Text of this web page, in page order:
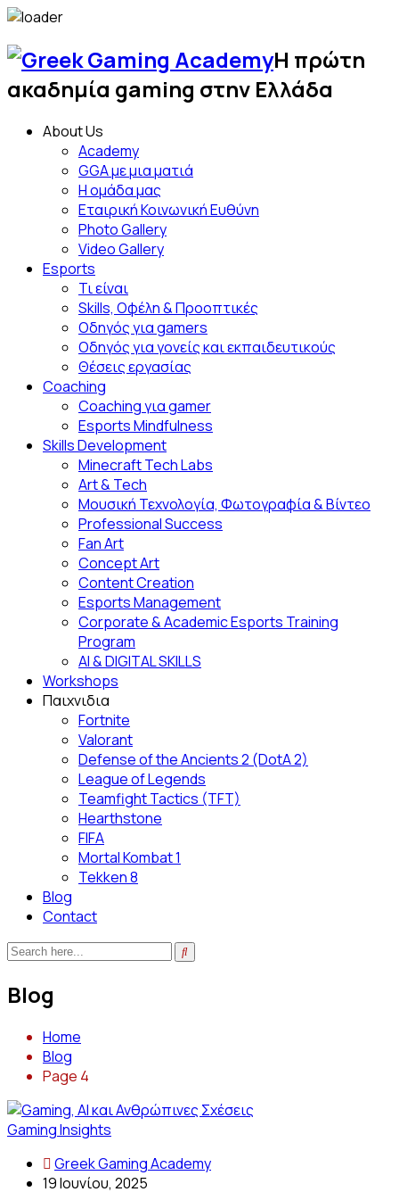
Skip
content
Η πρώτη
ακαδημία gaming στην Ελλάδα
About Us
Academy
GGA με μια ματιά
Η ομάδα μας
Εταιρική Κοινωνική Ευθύνη
Photo Gallery
Video Gallery
Esports
Τι είναι
Skills, Οφέλη & Προοπτικές
Οδηγός για gamers
Οδηγός για γονείς και εκπαιδευτικούς
Θέσεις εργασίας
Coaching
Coaching για gamer
Esports Mindfulness
Skills Development
Minecraft Tech Labs
Art & Tech
Μουσική Τεχνολογία, Φωτογραφία & Βίντεο
Professional Success
Fan Αrt
Concept Art
Content Creation
Esports Management
Corporate & Academic Esports Training
Program
AI & DIGITAL SKILLS
Workshops
Παιχνιδια
Fortnite
Valorant
Defense of the Ancients 2 (DotA 2)
League of Legends
Teamfight Tactics (TFT)
Hearthstone
FIFA
Mortal Kombat 1
Tekken 8
Blog
Contact
Blog
Home
Blog
Page 4
Gaming Insights
Greek Gaming Academy
19 Ιουνίου, 2025